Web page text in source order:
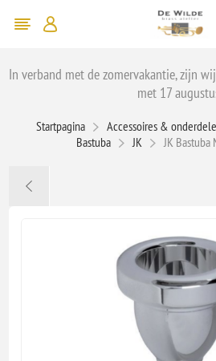
In verband met de zomervakantie, zijn
met 17
Startpagina Accessoires &
Bastuba
JK JK